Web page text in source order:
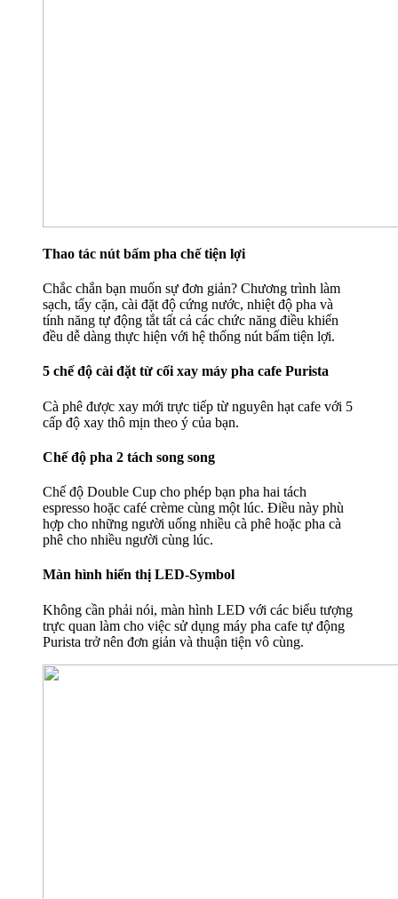
Thao tác nút bấm pha chế tiện lợi
Chắc chắn bạn muốn sự đơn giản? Chương trình làm
sạch, tẩy cặn, cài đặt độ cứng nước, nhiệt độ pha và
tính năng tự động tắt tất cả các chức năng điều khiển
đều dễ dàng thực hiện với hệ thống nút bấm tiện lợi.
5 chế độ cài đặt từ cối xay máy pha cafe Purista
Cà phê được xay mới trực tiếp từ nguyên hạt cafe với 5
cấp độ xay thô mịn theo ý của bạn.
Chế độ pha 2 tách song song
Chế độ Double Cup cho phép bạn pha hai tách
espresso hoặc café crème cùng một lúc. Điều này phù
hợp cho những người uống nhiều cà phê hoặc pha cà
phê cho nhiều người cùng lúc.
Màn hình hiển thị LED-Symbol
Không cần phải nói, màn hình LED với các biểu tượng
trực quan làm cho việc sử dụng máy pha cafe tự động
Purista trở nên đơn giản và thuận tiện vô cùng.